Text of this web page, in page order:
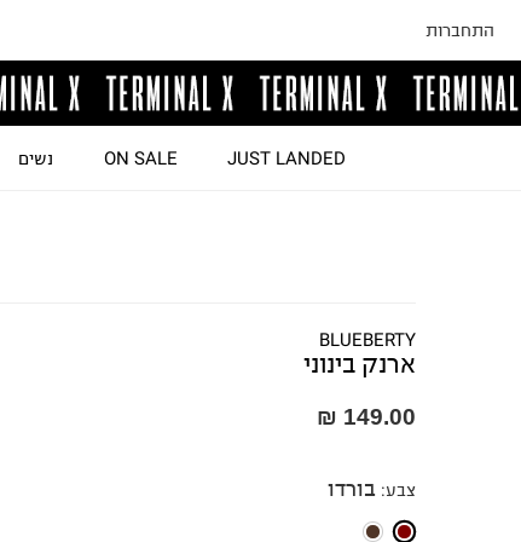
התחברות
JUST LANDED
ON SALE נשים
BLUEBERTY
ארנק בינוני
149.00 ₪
צבע: בורדו